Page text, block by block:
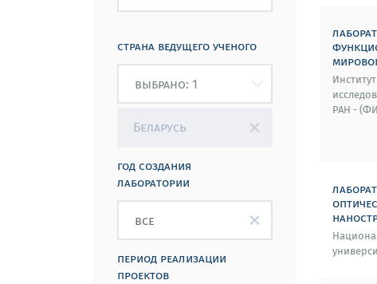
страна ведущего ученого
Беларусь
год создания
лаборатории
период реализации
проектов
РАН -